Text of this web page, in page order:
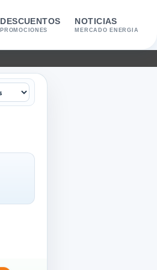
DESCUENTOS
PROMOCIONES
NOTICIAS
MERCADO ENERGIA
Filtrar por marca